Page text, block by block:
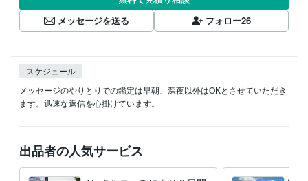
メッセージを送る
フォロー26
スケジュール
メッセージのやりとりでの鑑定は早朝、深夜以外はOKとさせていただき
ます。迅速な返信を心掛けています。
出品者の人気サービス